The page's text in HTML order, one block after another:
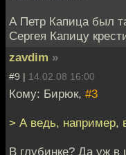
А Петр Капица был
Сергея Капицу
zavdim »
#9 | 14.02.08 16:00
Кому: Бирюк, #3
> А ведь, например,
В глубинке? Да уж